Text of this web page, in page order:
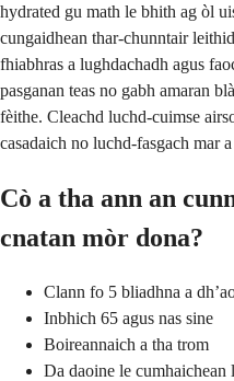
hydrated gu math le bhith ag òl
cungaidhean thar-chunntair
fhiabhras a lughdachadh agus
pasganan teas no gabh amaran
fèithe. Cleachd luchd-cuimse
casadaich no luchd-fasgach mar a
Cò a tha ann an
cnatan mòr dona?
Clann fo 5 bliadhna a
Inbhich 65 agus nas sine
Boireannaich a tha trom
Da daoine le cumhaichean